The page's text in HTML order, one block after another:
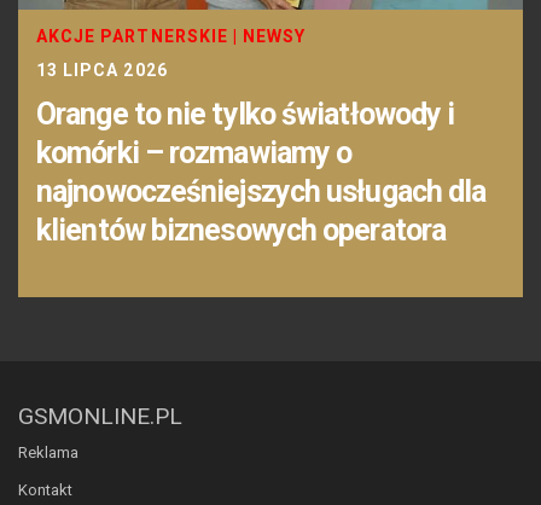
AKCJE PARTNERSKIE
NEWSY
13 LIPCA 2026
Orange to nie tylko światłowody i
komórki – rozmawiamy o
najnowocześniejszych usługach dla
klientów biznesowych operatora
GSMONLINE.PL
Reklama
Kontakt